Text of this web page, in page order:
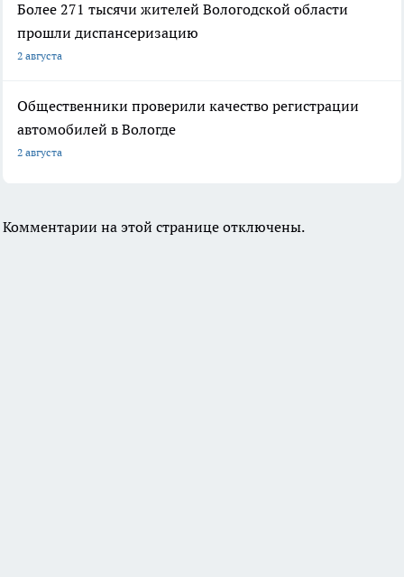
Более 271 тысячи жителей Вологодской области
прошли диспансеризацию
2 августа
Общественники проверили качество регистрации
автомобилей в Вологде
2 августа
Комментарии на этой странице отключены.